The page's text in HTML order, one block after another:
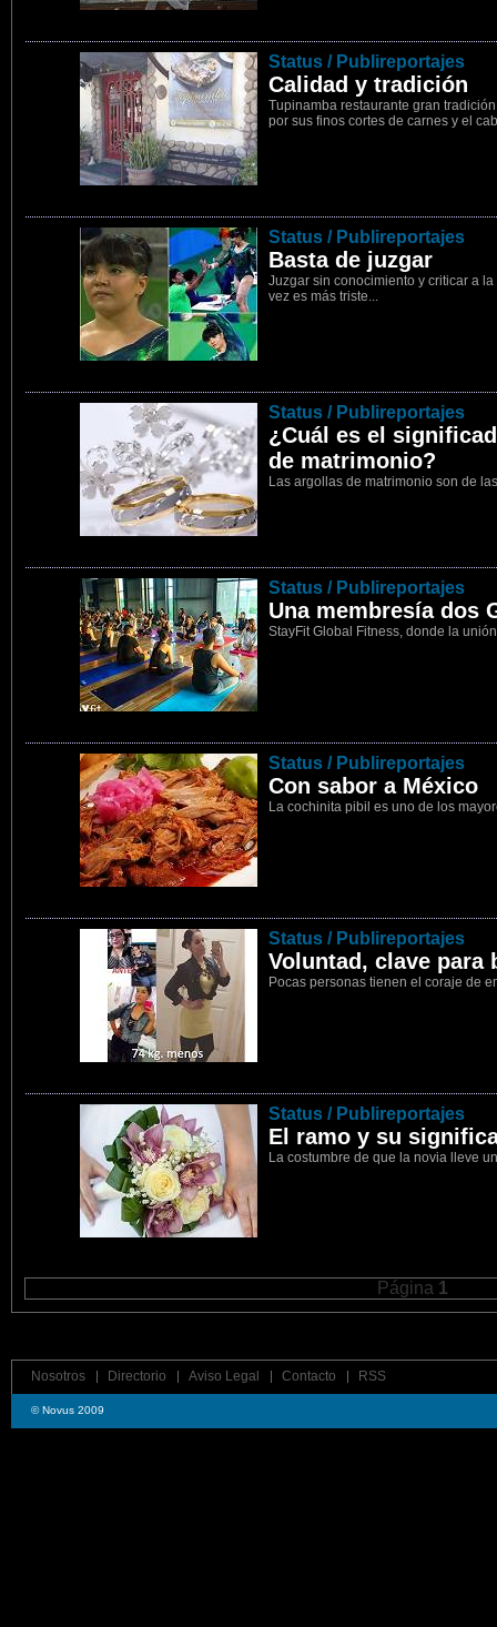
Status / Publireportajes
Calidad y tradición
Tupinamba restaurante gran
por sus finos cortes de carnes y el
Status / Publireportajes
Basta de juzgar
Juzgar sin conocimiento y criticar a
vez es más triste...
Status / Publireportajes
¿Cuál es el
de matrimonio?
Las argollas de matrimonio son de
Status / Publireportajes
Una membresía dos
StayFit Global Fitness, donde la
Status / Publireportajes
Con sabor a México
La cochinita pibil es uno de los
Status / Publireportajes
Voluntad, clave para
Pocas personas tienen el coraje de
Status / Publireportajes
El ramo y su
La costumbre de que la novia lleve
Página 1
Nosotros Directorio Aviso Legal Contacto RSS
© Novus 2009